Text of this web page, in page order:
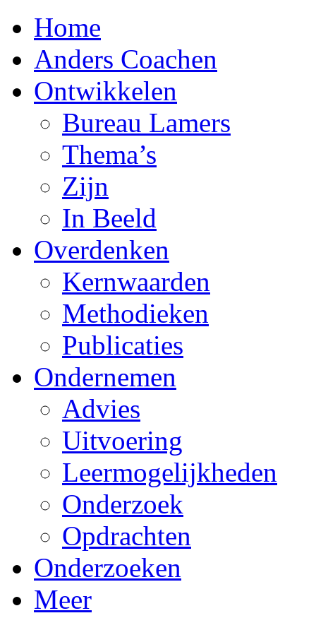
Home
Anders Coachen
Ontwikkelen
Bureau Lamers
Thema’s
Zijn
In Beeld
Overdenken
Kernwaarden
Methodieken
Publicaties
Ondernemen
Advies
Uitvoering
Leermogelijkheden
Onderzoek
Opdrachten
Onderzoeken
Meer